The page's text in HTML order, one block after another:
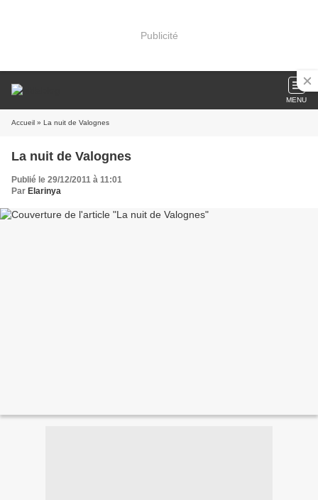
Publicité
MENU
Accueil » La nuit de Valognes
La nuit de Valognes
Publié le 29/12/2011 à 11:01
Par Elarinya